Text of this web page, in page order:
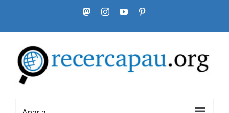
content
MastodonInstagram
YouTube